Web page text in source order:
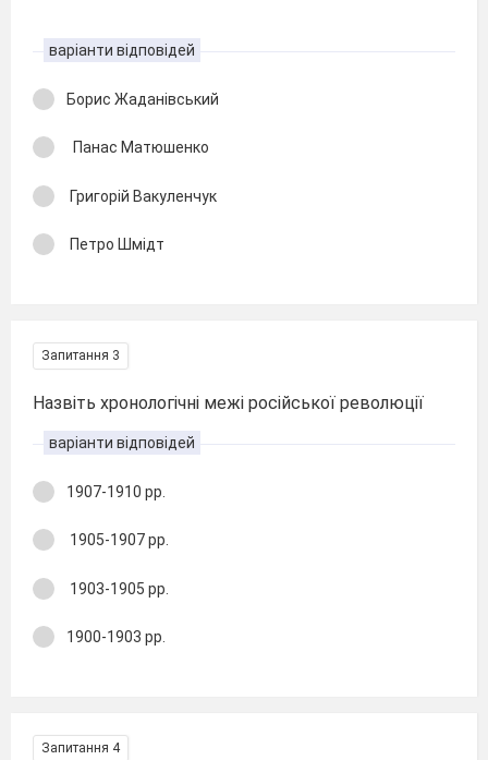
варіанти відповідей
Борис Жаданівський
Панас Матюшенко
Григорій Вакуленчук
Петро Шмідт
Запитання 3
Назвіть хронологічні межі російської революції
варіанти відповідей
1907-1910 рр.
1905-1907 рр.
1903-1905 рр.
1900-1903 рр.
Запитання 4